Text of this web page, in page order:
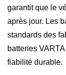
garantit que le
après jour. Les
standards des
batteries
fiabilité durable.